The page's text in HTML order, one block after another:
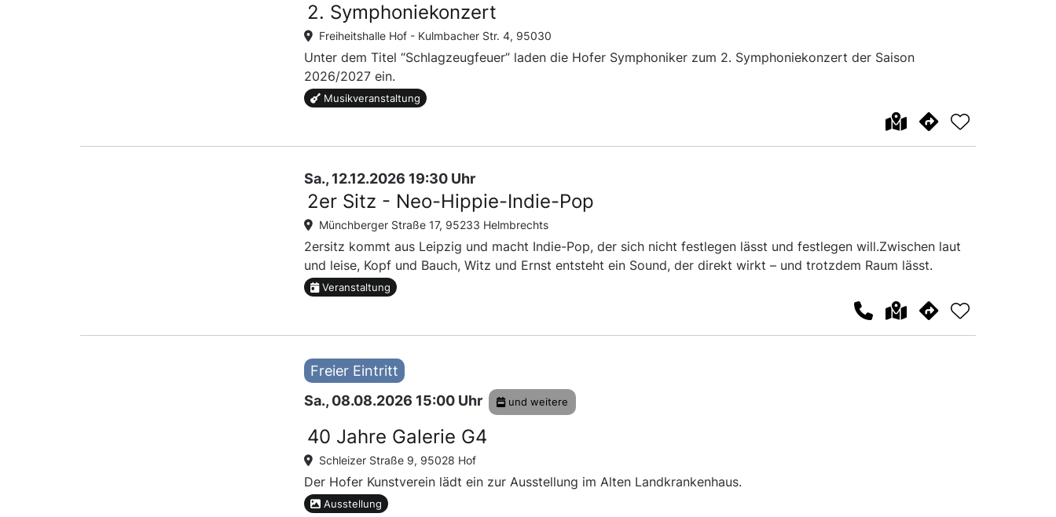
2. Symphoniekonzert
Freiheitshalle Hof - Kulmbacher Str. 4, 95030
Unter dem Titel “Schlagzeugfeuer” laden die Hofer Symphoniker zum 2. Symphoniekonzert der Saison
2026/2027 ein.
Musikveranstaltung
Sa., 12.12.2026 19:30 Uhr
2er Sitz - Neo-Hippie-Indie-Pop
Münchberger Straße 17, 95233 Helmbrechts
2ersitz kommt aus Leipzig und macht Indie-Pop, der sich nicht festlegen lässt und festlegen will.Zwischen laut
und leise, Kopf und Bauch, Witz und Ernst entsteht ein Sound, der direkt wirkt – und trotzdem Raum lässt.
Veranstaltung
Freier Eintritt
Sa., 08.08.2026 15:00 Uhr
und weitere
40 Jahre Galerie G4
Schleizer Straße 9, 95028 Hof
Der Hofer Kunstverein lädt ein zur Ausstellung im Alten Landkrankenhaus.
Ausstellung